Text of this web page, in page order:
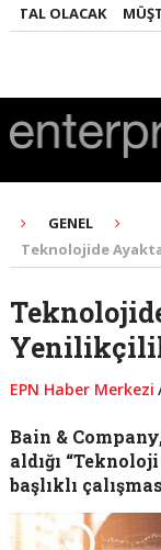
OLACAK MÜŞTERI
GENEL
Teknolojide
EPN Haber Merkezi
Bain &
aldığı
başlıklı